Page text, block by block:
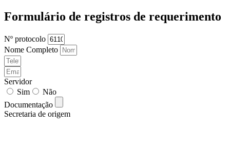
Formulário de registros de requerimento
Nº protocolo
Nome Completo
Servidor
Sim
Não
Documentação
Secretaria de origem